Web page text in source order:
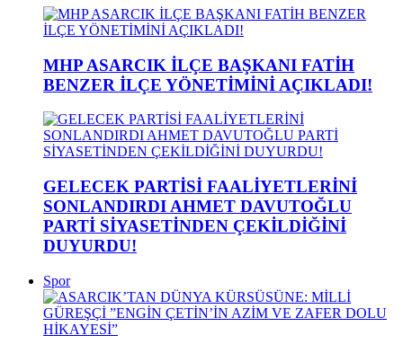
MHP ASARCIK İLÇE BAŞKANI FATİH
BENZER İLÇE YÖNETİMİNİ AÇIKLADI!
GELECEK PARTİSİ FAALİYETLERİNİ
SONLANDIRDI AHMET DAVUTOĞLU
PARTİ SİYASETİNDEN ÇEKİLDİĞİNİ
DUYURDU!
Spor